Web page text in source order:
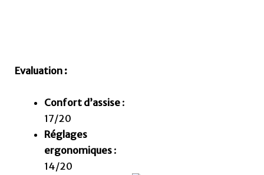
Evaluation :
Confort d’assise:
17/20
Réglages
ergonomiques:
14/20